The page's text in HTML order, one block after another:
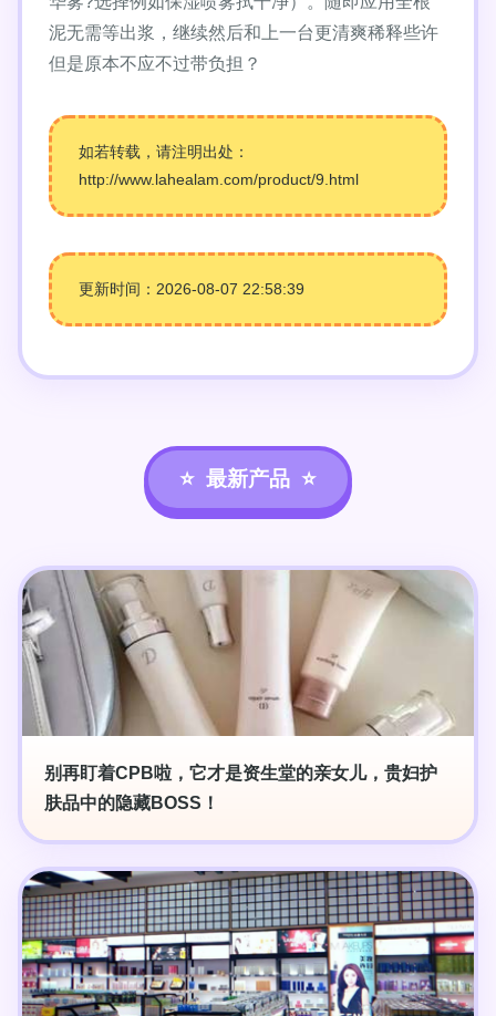
泥无需等出浆，继续然后和上一台更清爽稀释些许
但是原本不应不过带负担？
如若转载，请注明出处：
http://www.lahealam.com/product/9.html
更新时间：2026-08-07 22:58:39
最新产品
别再盯着CPB啦，它才是资生堂的亲女儿，贵妇护
肤品中的隐藏BOSS！